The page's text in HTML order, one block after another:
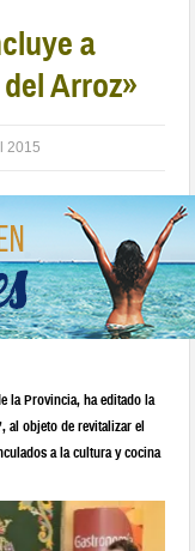
a
Arroz»
2015
la Provincia, ha editado la
al objeto de revitalizar el
a la cultura y cocina